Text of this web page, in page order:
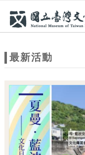
站
題
最新活動